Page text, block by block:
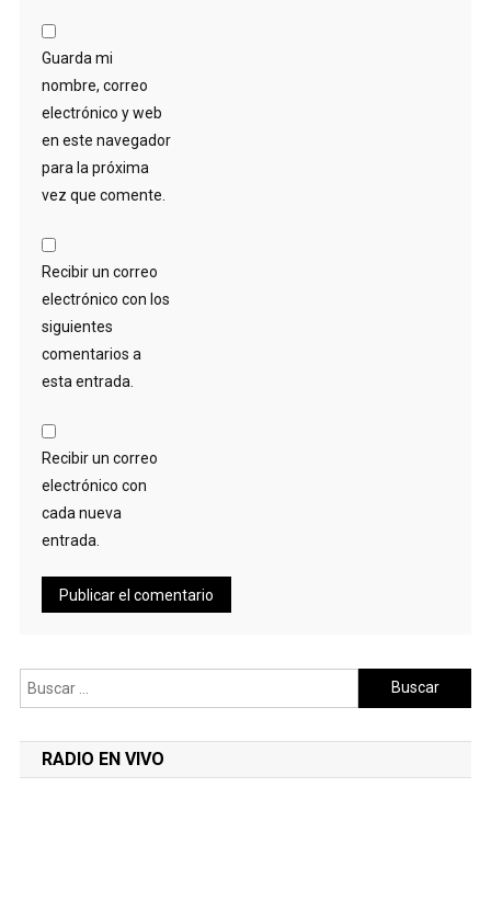
Guarda mi
nombre, correo
electrónico y web
en este navegador
para la próxima
vez que comente.
Recibir un correo
electrónico con los
siguientes
comentarios a
esta entrada.
Recibir un correo
electrónico con
cada nueva
entrada.
Buscar:
RADIO EN VIVO